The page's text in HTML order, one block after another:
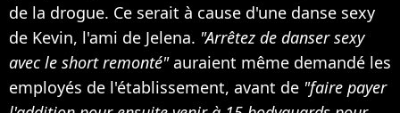
de la drogue. Ce serait à cause d'une danse sexy
de Kevin, l'ami de Jelena. "Arrêtez de danser sexy
avec le short remonté"auraient même demandé les
employés de l'établissement, avant de "faire payer